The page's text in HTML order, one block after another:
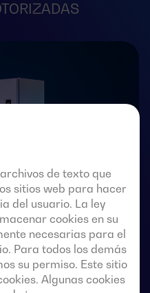
de texto que
sitios web para hacer
del usuario. La ley
cookies en su
necesarias para el
Para todos los demás
su permiso. Este sitio
Algunas cookies
de accionamiento
aparente.